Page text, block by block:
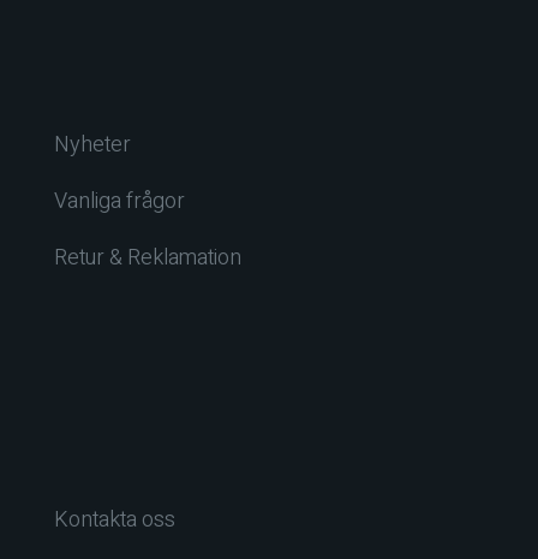
Nyheter
Vanliga frågor
Retur & Reklamation
Kontakta oss